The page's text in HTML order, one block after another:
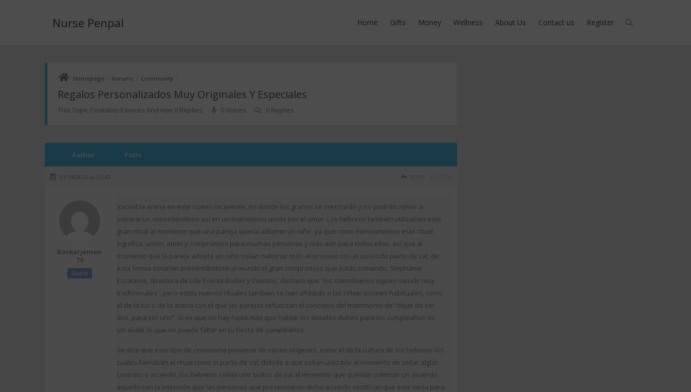
Nurse Penpal Home Gifts Money Wellness About Us Contact us Register
Homepage Forums Community
Regalos Personalizados Muy Originales Y Especiales
This Topic Contains 0 Voices And Has 0 Replies. 0 Voices 0 Replies
Author Posts
01/19/2026 at 05:45
Bookerjensen
79
Guest
Vaciad la arena en este nuevo recipiente, en donde los granos se mezclarán y no podrán volver a
separarse, convirtiéndoos así en un matrimonio unido por el amor. Los hebreos también utilizaban este
gran ritual al momento que una pareja quería adoptar un niño, ya que como mencionamos este ritual
significa, unión, amor y compromiso para muchas personas y más aún para todos ellos, así que al
momento que la pareja adopta un niño solían culminar todo el proceso con el conocido pacto de sal, de
esta forma estarían presentándose al mundo el gran compromiso que están tomando. Stephanie
Escalante, directora de Life Events Bodas y Eventos, destacó que “los colombianos siguen siendo muy
tradicionales”, pero estos nuevos rituales también se han añadido a las celebraciones habituales, como
el de la luz o de la arena con el que las parejas refuerzan el concepto del matrimonio de “dejar de ser
dos, para ser uno”. Si es que no hay nada más que hablar los detalles dulces para los cumpleaños es,
sin duda, lo que no puede faltar en tu fiesta de cumpleaños
Se dice que este tipo de ceremonia proviene de varios orígenes, como el de la cultura de los hebreos los
cuales llamaban el ritual como el pacto de sal, debido a que solían utilizarlo al momento de sellar algún
contrato o acuerdo, los hebreos solían unir bultos de sal al momento que querían culminar un acuerdo,
aquello con la intención que las personas que presenciaron dicho acuerdo certifican que este seria para